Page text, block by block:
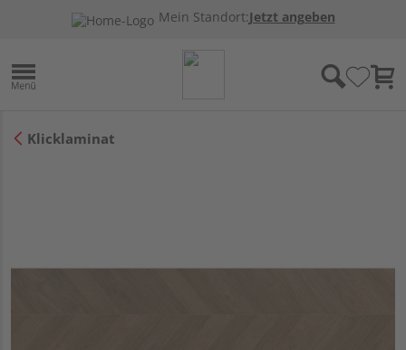
Mein Standort:Jetzt angeben
Klicklaminat